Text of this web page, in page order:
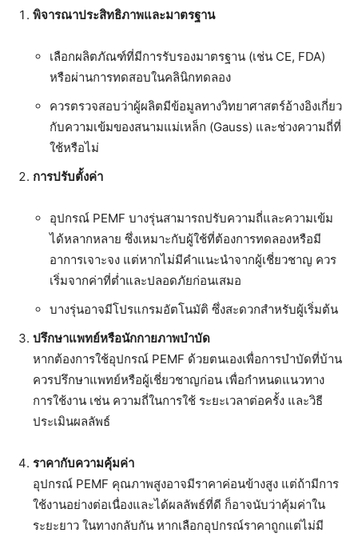
พิจารณาประสิทธิภาพและมาตรฐาน
เลือกผลิตภัณฑ์ที่มีการรับรองมาตรฐาน (เช่น CE, FDA)
หรือผ่านการทดสอบในคลินิกทดลอง
ควรตรวจสอบว่าผู้ผลิตมีข้อมูลทางวิทยาศาสตร์อ้างอิงเกี่ยว
กับความเข้มของสนามแม่เหล็ก (Gauss) และช่วงความถี่ที่
ใช้หรือไม่
การปรับตั้งค่า
อุปกรณ์ PEMF บางรุ่นสามารถปรับความถี่และความเข้ม
ได้หลากหลาย ซึ่งเหมาะกับผู้ใช้ที่ต้องการทดลองหรือมี
อาการเจาะจง แต่หากไม่มีคำแนะนำจากผู้เชี่ยวชาญ ควร
เริ่มจากค่าที่ต่ำและปลอดภัยก่อนเสมอ
บางรุ่นอาจมีโปรแกรมอัตโนมัติ ซึ่งสะดวกสำหรับผู้เริ่มต้น
ปรึกษาแพทย์หรือนักกายภาพบำบัด
หากต้องการใช้อุปกรณ์ PEMF ด้วยตนเองเพื่อการบำบัดที่บ้าน
ควรปรึกษาแพทย์หรือผู้เชี่ยวชาญก่อน เพื่อกำหนดแนวทาง
การใช้งาน เช่น ความถี่ในการใช้ ระยะเวลาต่อครั้ง และวิธี
ประเมินผลลัพธ์
ราคากับความคุ้มค่า
อุปกรณ์ PEMF คุณภาพสูงอาจมีราคาค่อนข้างสูง แต่ถ้ามีการ
ใช้งานอย่างต่อเนื่องและได้ผลลัพธ์ที่ดี ก็อาจนับว่าคุ้มค่าใน
ระยะยาว ในทางกลับกัน หากเลือกอุปกรณ์ราคาถูกแต่ไม่มี